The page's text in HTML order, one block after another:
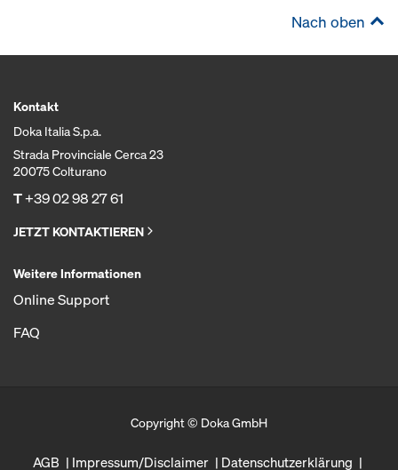
Nach oben
Kontakt
Doka Italia S.p.a.
Strada Provinciale Cerca 23
20075 Colturano
T+39 02 98 27 61
JETZT KONTAKTIEREN
Weitere Informationen
Online Support
FAQ
Copyright © Doka GmbH
AGB Impressum/Disclaimer Datenschutzerklärung